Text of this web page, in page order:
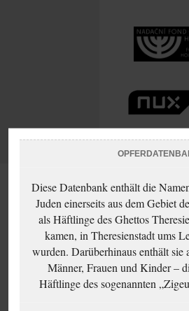
Diese Datenbank enthält die
Juden einerseits aus dem Gebiet
als Häftlinge des Ghettos
kamen, in Theresienstadt ums
wurden. Darüberhinaus enthält
Männer, Frauen und Kinder –
Häftlinge des sogenannten